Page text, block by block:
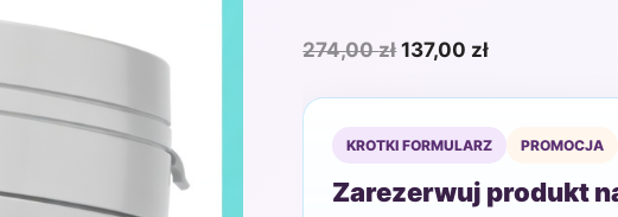
274,00złPierwotna
274,00 zł.
137,00 złAktualna
137,00 zł.
KROTKI FORMULARZ PROMOCJA
Zarezerwuj produkt